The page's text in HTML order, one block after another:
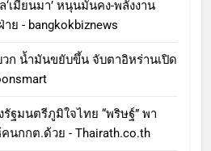
‘เมียนมา’ หนุนมั่นคง-พลังงาน
ย - bangkokbiznews
วก น้ำมันขยับขึ้น จับตาอิหร่านเปิด
รัฐมนตรีภูมิใจไทย “พริษฐ์” พา
นกกต.ด้วย - Thairath.co.th